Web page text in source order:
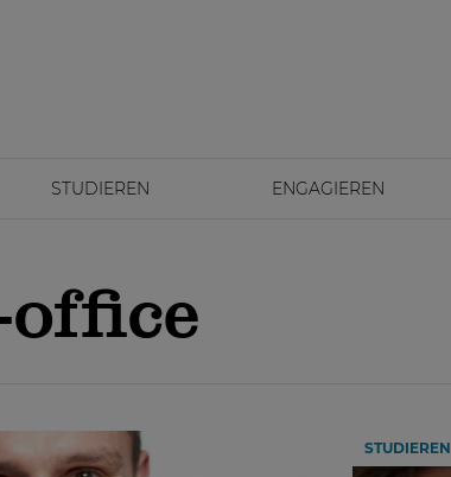
STUDIEREN ENGAGIEREN
office
STUDIEREN